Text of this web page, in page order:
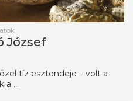
József
tíz esztendeje – volt a
a ...